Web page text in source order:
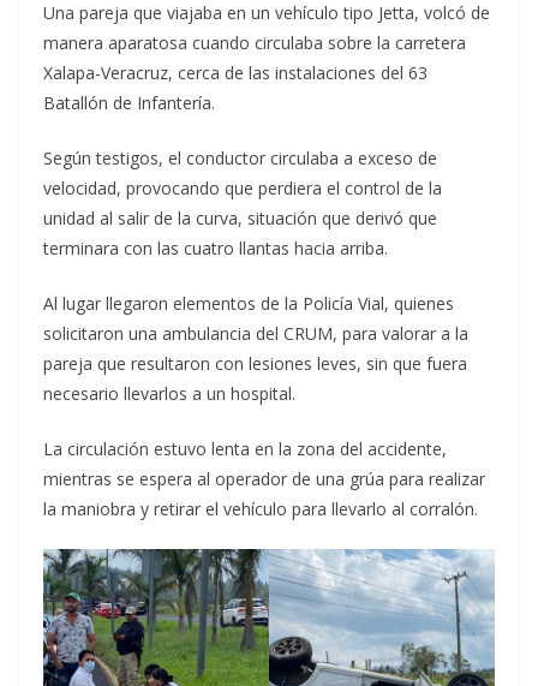
Una pareja que viajaba en un vehículo tipo Jetta, volcó de
manera aparatosa cuando circulaba sobre la carretera
Xalapa-Veracruz, cerca de las instalaciones del 63
Batallón de Infantería.
Según testigos, el conductor circulaba a exceso de
velocidad, provocando que perdiera el control de la
unidad al salir de la curva, situación que derivó que
terminara con las cuatro llantas hacia arriba.
Al lugar llegaron elementos de la Policía Vial, quienes
solicitaron una ambulancia del CRUM, para valorar a la
pareja que resultaron con lesiones leves, sin que fuera
necesario llevarlos a un hospital.
La circulación estuvo lenta en la zona del accidente,
mientras se espera al operador de una grúa para realizar
la maniobra y retirar el vehículo para llevarlo al corralón.